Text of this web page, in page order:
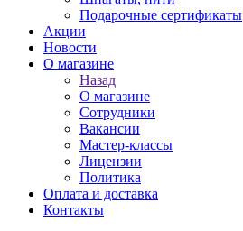
Подарочные сертификаты
Акции
Новости
О магазине
Назад
О магазине
Сотрудники
Вакансии
Мастер-классы
Лицензии
Политика
Оплата и доставка
Контакты